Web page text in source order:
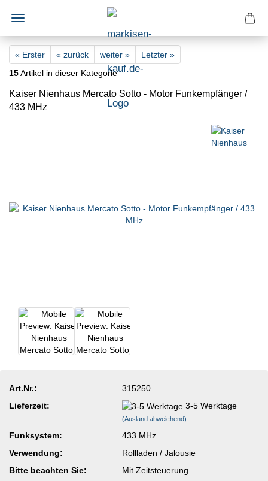
« Erster « zurück weiter »
Letzter »
15Artikel in dieser Kategorie
Kaiser Nienhaus Mercato Sotto - Motor Funkempfänger /
433 MHz
Art.Nr.:
315250
Lieferzeit:
3-5 Werktage
(Ausland abweichend)
Funksystem:
433 MHz
Verwendung:
Rollladen / Jalousie
Bitte beachten Sie:
Mit Zeitsteuerung